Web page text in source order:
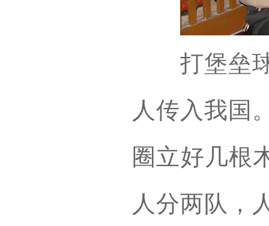
打堡垒球
人传入我国
圈立好几根
人分两队，